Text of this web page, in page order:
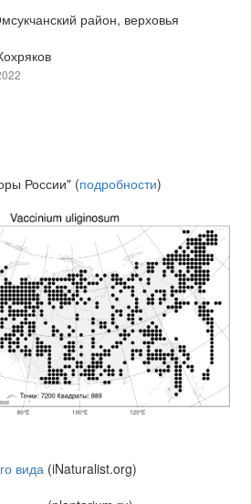
район, верховья
России" (подробности)
вида (iNaturalist.org)